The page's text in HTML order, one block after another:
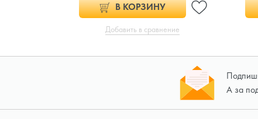
В КОРЗИНУ
Добавить в сравнение
А за